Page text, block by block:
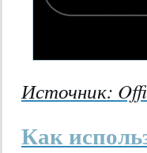
Источник:
Как